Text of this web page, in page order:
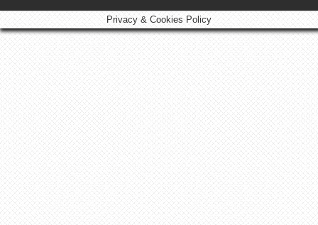
Privacy & Cookies Policy